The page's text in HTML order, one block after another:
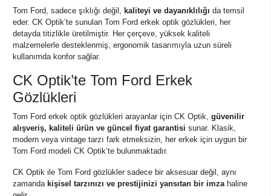
Tom Ford, sadece şıklığı değil, kaliteyi ve dayanıklılığı da temsil
eder. CK Optik’te sunulan Tom Ford erkek optik gözlükleri, her
detayda titizlikle üretilmiştir. Her çerçeve, yüksek kaliteli
malzemelerle desteklenmiş, ergonomik tasarımıyla uzun süreli
kullanımda konfor sağlar.
CK Optik’te Tom Ford Erkek
Gözlükleri
Tom Ford erkek optik gözlükleri arayanlar için CK Optik, güvenilir
alışveriş, kaliteli ürün ve güncel fiyat garantisi sunar. Klasik,
modern veya vintage tarzı fark etmeksizin, her erkek için uygun bir
Tom Ford modeli CK Optik’te bulunmaktadır.
CK Optik ile Tom Ford gözlükler sadece bir aksesuar değil, aynı
zamanda kişisel tarzınızı ve prestijinizi yansıtan bir imzahaline